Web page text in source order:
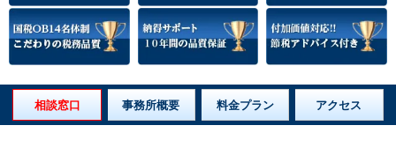
相談窓口 事務所概要 料金プラン アクセス